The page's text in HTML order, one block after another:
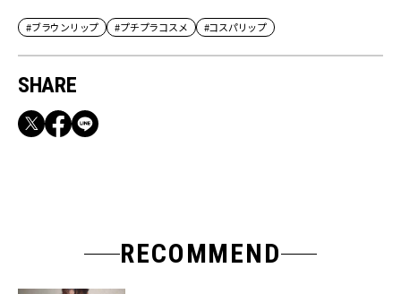
#ブラウンリップ #プチプラコスメ #コスパリップ
SHARE
RECOMMEND